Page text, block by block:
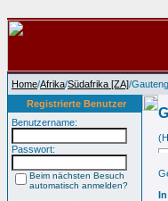
Home/Afrika/Südafrika [ZA]/Gauteng
Registrierte Benutzer
Benutzername:
Passwort:
Beim nächsten Besuch
automatisch anmelden?